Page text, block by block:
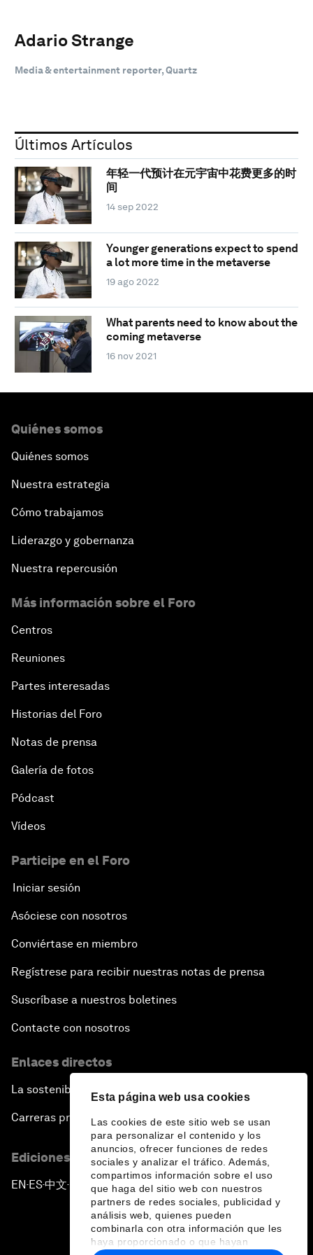
Esta página web usa cookies
Las cookies de este sitio web se usan
para personalizar el contenido y los
anuncios, ofrecer funciones de redes
sociales y analizar el tráfico. Además,
compartimos información sobre el uso
que haga del sitio web con nuestros
partners de redes sociales, publicidad y
análisis web, quienes pueden
combinarla con otra información que les
haya proporcionado o que hayan
Adario Strange
Media & entertainment reporter, Quartz
Últimos Artículos
年轻一代预计在元宇宙中花费更多的时
间
14 sep 2022
Younger generations expect to spend
a lot more time in the metaverse
19 ago 2022
What parents need to know about the
coming metaverse
16 nov 2021
Quiénes somos
Quiénes somos
Nuestra estrategia
Cómo trabajamos
Liderazgo y gobernanza
Nuestra repercusión
Más información sobre el Foro
Centros
Reuniones
Partes interesadas
Historias del Foro
Notas de prensa
Galería de fotos
Pódcast
Vídeos
Participe en el Foro
Iniciar sesión
Asóciese con nosotros
Conviértase en miembro
Regístrese para recibir nuestras notas de prensa
Suscríbase a nuestros boletines
Contacte con nosotros
Enlaces directos
La sostenibilidad en el Foro
Carreras profesionales
Ediciones en otros idiomas
EN ▪ ES▪中文▪ 日本語